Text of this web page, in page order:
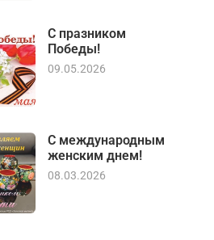
С празником
Победы!
09.05.2026
С международным
женским днем!
08.03.2026